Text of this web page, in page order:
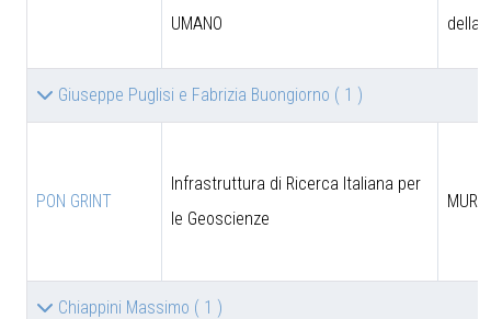
UMANO
della
Giuseppe Puglisi e Fabrizia Buongiorno ( 1 )
PON GRINT
Infrastruttura di Ricerca Italiana per
le Geoscienze
MUR
Chiappini Massimo ( 1 )